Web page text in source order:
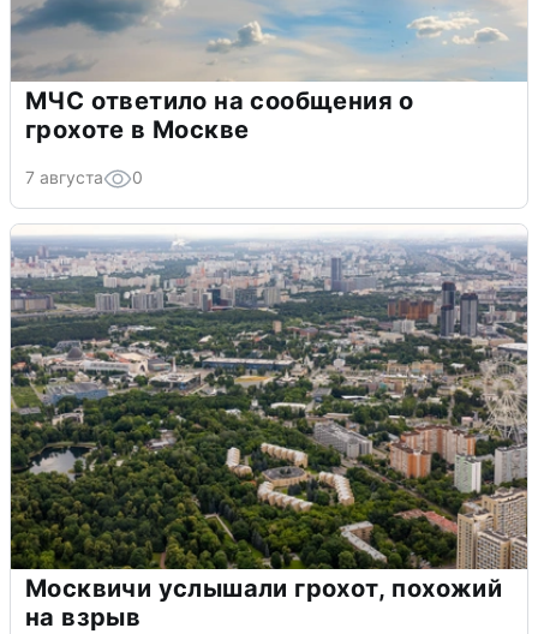
МЧС ответило на сообщения о
грохоте в Москве
7 августа 0
Москвичи услышали грохот, похожий
на взрыв